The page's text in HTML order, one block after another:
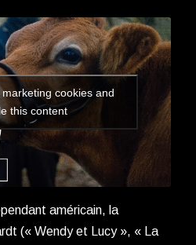
cookies and
this content
américain, la
(« Wendy et Lucy », « La